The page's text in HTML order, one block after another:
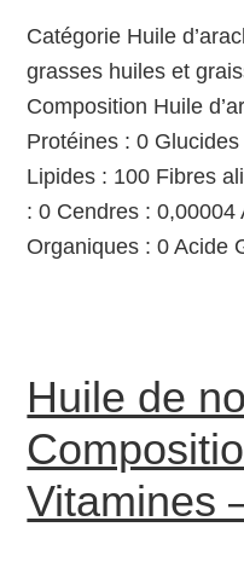
Catégorie Huile
grasses huiles et
Composition Huile
Protéines : 0
Lipides : 100 Fibres
: 0 Cendres : 0,00004
Organiques : 0 Acide
Huile de
Vitamines